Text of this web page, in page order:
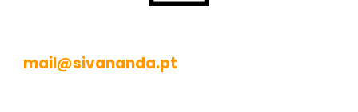
mail@sivananda.pt